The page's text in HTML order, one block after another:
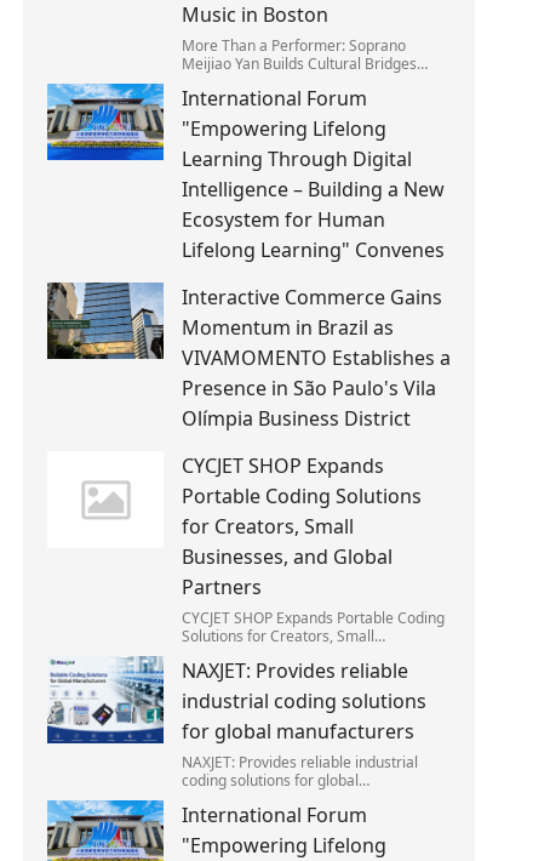
Music in Boston
More Than a Performer: Soprano
Meijiao Yan Builds Cultural Bridges
International Forum
"Empowering Lifelong
Learning Through Digital
Intelligence – Building a New
Ecosystem for Human
Lifelong Learning" Convenes
Interactive Commerce Gains
Momentum in Brazil as
VIVAMOMENTO Establishes a
Presence in São Paulo's Vila
Olímpia Business District
CYCJET SHOP Expands
Portable Coding Solutions
for Creators, Small
Businesses, and Global
Partners
CYCJET SHOP Expands Portable Coding
Solutions for Creators, Small
NAXJET: Provides reliable
industrial coding solutions
for global manufacturers
NAXJET: Provides reliable industrial
coding solutions for global
International Forum
"Empowering Lifelong